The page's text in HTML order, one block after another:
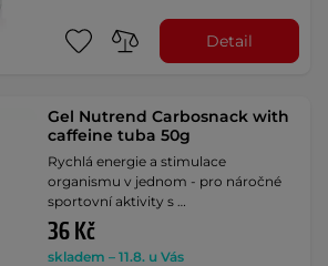
Detail
Gel Nutrend Carbosnack with
caffeine tuba 50g
Rychlá energie a stimulace
organismu v jednom - pro náročné
sportovní aktivity s …
36 Kč
skladem – 11.8. u Vás